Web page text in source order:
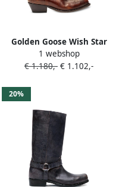
Golden Goose Wish Star
laarzen met bloemenprint
Bruin
1 webshop
€ 1.180,- € 1.102,-
20%